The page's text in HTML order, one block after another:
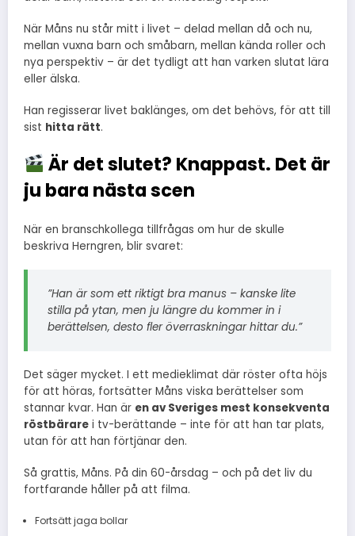
När Måns nu står mitt i livet – delad mellan då och nu,
mellan vuxna barn och småbarn, mellan kända roller och
nya perspektiv – är det tydligt att han varken slutat lära
eller älska.
Han regisserar livet baklänges, om det behövs, för att till
sist hitta rätt.
Är det slutet? Knappast. Det är
ju bara nästa scen
När en branschkollega tillfrågas om hur de skulle
beskriva Herngren, blir svaret:
”Han är som ett riktigt bra manus – kanske lite
stilla på ytan, men ju längre du kommer in i
berättelsen, desto fler överraskningar hittar du.”
Det säger mycket. I ett medieklimat där röster ofta höjs
för att höras, fortsätter Måns viska berättelser som
stannar kvar. Han är en av Sveriges mest konsekventa
röstbärare i tv-berättande – inte för att han tar plats,
utan för att han förtjänar den.
Så grattis, Måns. På din 60-årsdag – och på det liv du
fortfarande håller på att filma.
Fortsätt jaga bollar